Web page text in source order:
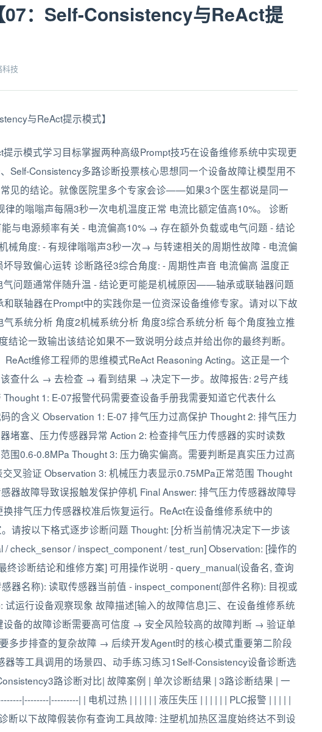
07：Self-Consistency与ReAct提
技
提示模式学习目标掌握两种高级Prompt技巧在设备维修系统中实现更
Self-Consistency多路诊断投票核心思想同一个设备故障让模型用不
见的结论。就像医院里多个专家会诊——如果3个医生都说是同一
的嗡嗡声每隔3秒一次电机温度正常 电流比额定值高10%。 诊断
与电源频率有关 - 电流偏高10% → 存在额外负载或电气问题 - 结论
械角度: - 有规律嗡嗡声3秒一次→ 与转速相关的周期性故障 - 电流偏
导致偏心运转 诊断路径3综合角度: - 周期性声音 电流偏高 温度正
问题通常伴随升温 - 结论更可能是机械原因——轴承或联轴器问题
联轴器在Prompt中的实践你是一位资深设备维修专家。请对以下故
系统分析 角度2机械系统分析 角度3综合系统分析 每个角度独立推
论一致输出该结论如果不一致说明分歧点并给出你的最终判断。
维修工程师的思维模式ReAct Reasoning Acting。这正是一个
查什么 → 去检查 → 看到结果 → 决定下一步。故障报告: 2号产线
1: E-07报警代码需要查设备手册我需要知道它代表什么
的含义 Observation 1: E-07 排气压力过高保护 Thought 2: 排气压力
堵塞、压力传感器异常 Action 2: 检查排气压力传感器的实时读数
围0.6-0.8MPa Thought 3: 压力确实偏高。需要判断是真实压力过高
叉验证 Observation 3: 机械压力表显示0.75MPa正常范围 Thought
器故障导致误报触发保护停机 Final Answer: 排气压力传感器故障导
排气压力传感器校准后恢复运行。ReAct在设备维修系统中的
请按以下格式逐步诊断问题 Thought: [分析当前情况决定下一步该
check_sensor / inspect_component / test_run] Observation: [操作的
终诊断结论和维修方案] 可用操作说明 - query_manual(设备名, 查询
器名称): 读取传感器当前值 - inspect_component(部件名称): 目视或
运行设备观察现象 故障描述[输入的故障信息]三、在设备维修系统
备的故障诊断需要高可信度 → 安全风险较高的故障判断 → 验证单
多步排查的复杂故障 → 后续开发Agent时的核心模式重要第二阶段
等工具调用的场景四、动手练习练习1Self-Consistency设备诊断选
路诊断对比| 故障案例 | 单次诊断结果 | 3路诊断结果 | 一
|--------|---------| | 电机过热 | | | | | | 液压失压 | | | | | | PLC报警 | | | | |
断以下故障假装你有查询工具故障: 注塑机加热区温度始终达不到设